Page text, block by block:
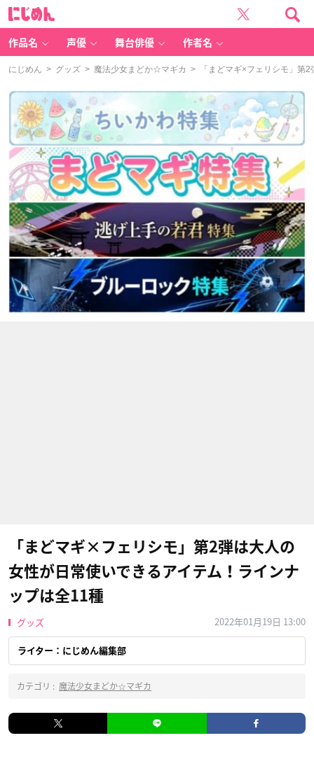
作品名 声優 舞台俳優 作者名
にじめん > グッズ > 魔法少女まどか☆マギカ > 「まどマギ×フェリシモ」第2
「まどマギ×フェリシモ」第2弾は大人の
女性が日常使いできるアイテム！ラインナ
ップは全11種
グッズ 2022年01月19日 13:00
ライター：にじめん編集部
カテゴリ : 魔法少女まどか☆マギカ